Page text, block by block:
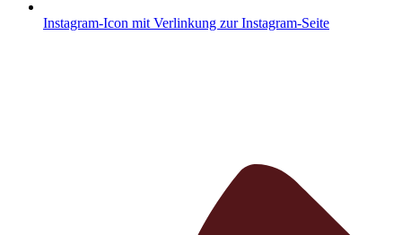
Instagram-Icon mit Verlinkung zur Instagram-Seite